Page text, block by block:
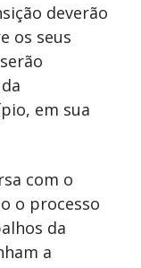
deverão
os seus
em sua
com o
o processo
da
a